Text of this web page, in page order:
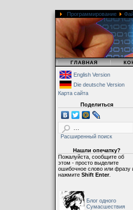
Программирование
| ГЛАВНАЯ |
English Version
Die deutsche Version
Карта сайта
Поделиться
Расширенный поиск
Нашли опечатку?
Пожалуйста, сообщите об
этом - просто выделите
ошибочное слово или фразу
нажмите Shift Enter.
Блог одного
Сумасшествия